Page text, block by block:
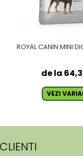
ROYAL CANIN MINI
de la
VEZI